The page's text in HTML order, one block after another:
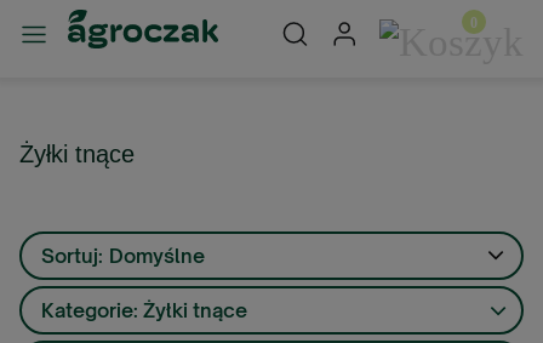
Żyłki tnące
Sortuj: Domyślne
Kategorie: Żyłki tnące